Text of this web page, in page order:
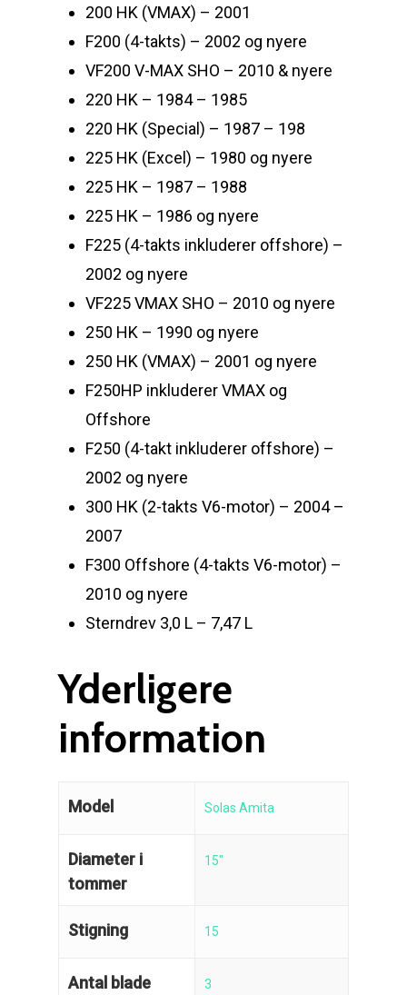
200 HK (VMAX) – 2001
F200 (4-takts) – 2002 og nyere
VF200 V-MAX SHO – 2010 & nyere
220 HK – 1984 – 1985
220 HK (Special) – 1987 – 198
225 HK (Excel) – 1980 og nyere
225 HK – 1987 – 1988
225 HK – 1986 og nyere
F225 (4-takts inkluderer offshore) –
2002 og nyere
VF225 VMAX SHO – 2010 og nyere
250 HK – 1990 og nyere
250 HK (VMAX) – 2001 og nyere
F250HP inkluderer VMAX og
Offshore
F250 (4-takt inkluderer offshore) –
2002 og nyere
300 HK (2-takts V6-motor) – 2004 –
2007
F300 Offshore (4-takts V6-motor) –
2010 og nyere
Sterndrev 3,0 L – 7,47 L
Yderligere
information
Model Solas Amita
Diameter i
tommer
15"
Stigning 15
Antal blade 3
Reparation